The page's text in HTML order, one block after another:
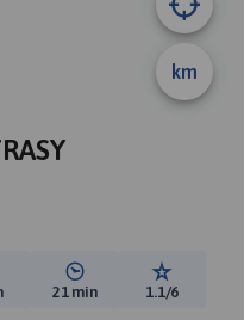
km
spadków:Średni czas potrzebny
21 min Ocena
1.1/6